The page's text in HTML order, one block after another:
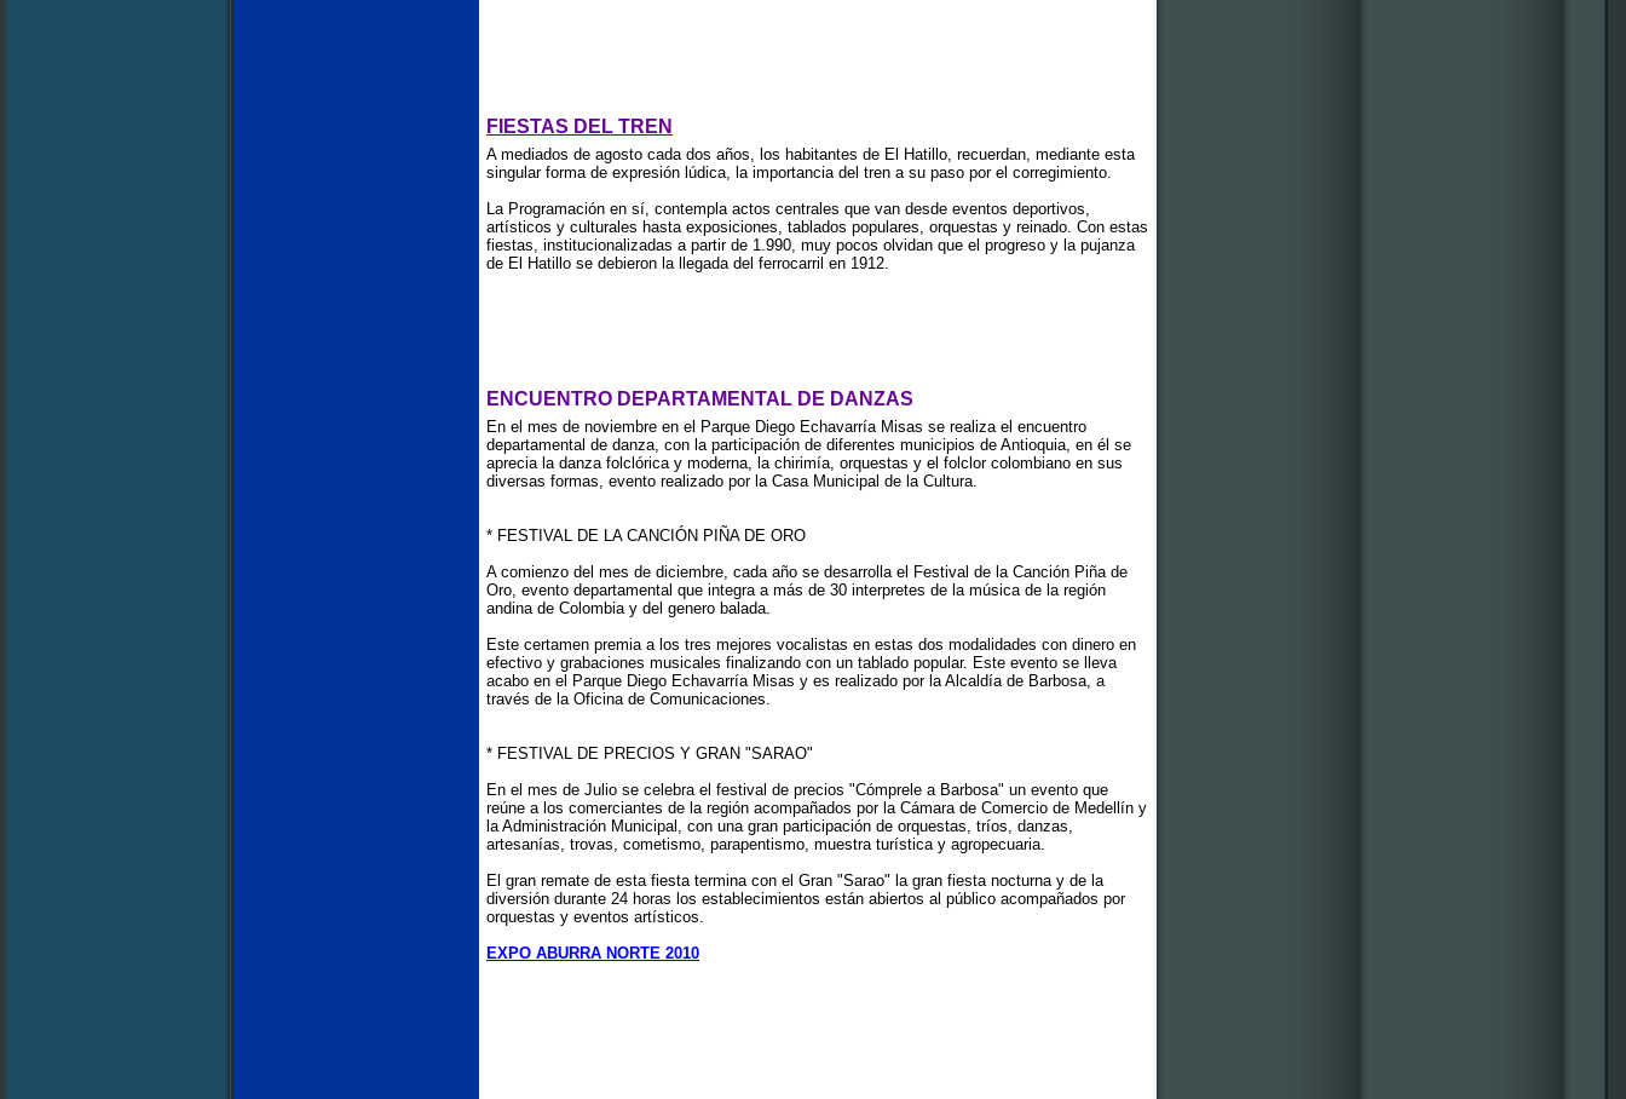
FIESTAS DEL TREN
A mediados de agosto cada dos años, los habitantes de El Hatillo, recuerdan, mediante esta
singular forma de expresión lúdica, la importancia del tren a su paso por el corregimiento.
La Programación en sí, contempla actos centrales que van desde eventos deportivos,
artísticos y culturales hasta exposiciones, tablados populares, orquestas y reinado. Con estas
fiestas, institucionalizadas a partir de 1.990, muy pocos olvidan que el progreso y la pujanza
de El Hatillo se debieron la llegada del ferrocarril en 1912.
ENCUENTRO DEPARTAMENTAL DE DANZAS
En el mes de noviembre en el Parque Diego Echavarría Misas se realiza el encuentro
departamental de danza, con la participación de diferentes municipios de Antioquia, en él se
aprecia la danza folclórica y moderna, la chirimía, orquestas y el folclor colombiano en sus
diversas formas, evento realizado por la Casa Municipal de la Cultura.
* FESTIVAL DE LA CANCIÓN PIÑA DE ORO
A comienzo del mes de diciembre, cada año se desarrolla el Festival de la Canción Piña de
Oro, evento departamental que integra a más de 30 interpretes de la música de la región
andina de Colombia y del genero balada.
Este certamen premia a los tres mejores vocalistas en estas dos modalidades con dinero en
efectivo y grabaciones musicales finalizando con un tablado popular. Este evento se lleva
acabo en el Parque Diego Echavarría Misas y es realizado por la Alcaldía de Barbosa, a
través de la Oficina de Comunicaciones.
* FESTIVAL DE PRECIOS Y GRAN "SARAO"
En el mes de Julio se celebra el festival de precios "Cómprele a Barbosa" un evento que
reúne a los comerciantes de la región acompañados por la Cámara de Comercio de Medellín y
la Administración Municipal, con una gran participación de orquestas, tríos, danzas,
artesanías, trovas, cometismo, parapentismo, muestra turística y agropecuaria.
El gran remate de esta fiesta termina con el Gran "Sarao" la gran fiesta nocturna y de la
diversión durante 24 horas los establecimientos están abiertos al público acompañados por
orquestas y eventos artísticos.
EXPO ABURRA NORTE 2010